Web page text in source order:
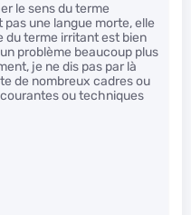
le sens du terme
pas une langue morte, elle
du terme irritant est bien
problème beaucoup plus
je ne dis pas par là
de nombreux cadres ou
ou techniques